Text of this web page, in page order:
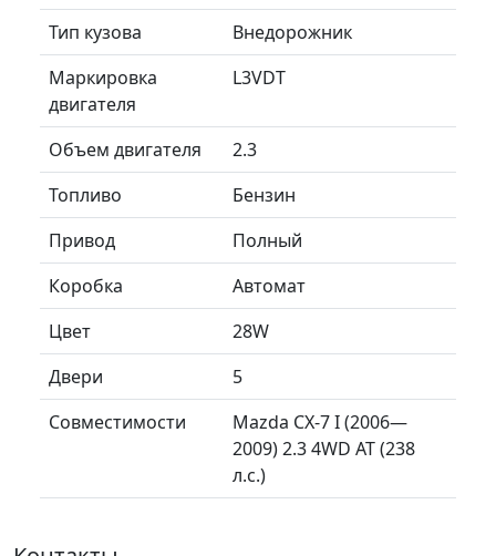
Тип кузова
Внедорожник
Маркировка
двигателя
L3VDT
Объем двигателя
2.3
Топливо
Бензин
Привод
Полный
Коробка
Автомат
Цвет
28W
Двери
5
Совместимости
Mazda CX-7 I (2006—
2009) 2.3 4WD AT (238
л.с.)